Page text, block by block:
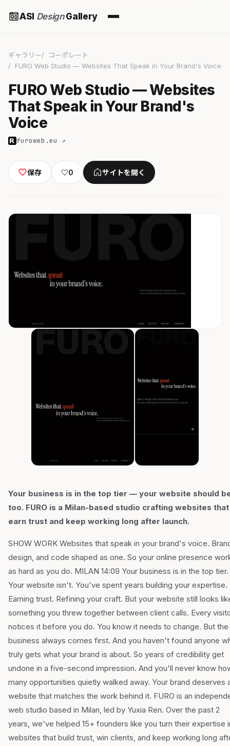
ASI DesignGallery
ギャラリー
コーポレート
FURO Web Studio — Websites That Speak in Your Brand's Voice
FURO Web Studio — Websites
That Speak in Your Brand's
Voice
furoweb.eu ↗
保存 ♡0 サイトを開く
Your business is in the top tier — your website should
too. FURO is a Milan-based studio crafting websites that
earn trust and keep working long after launch.
SHOW WORK Websites that speak in your brand's voice.
design, and code shaped as one. So your online presence
as hard as you do. MILAN 14:09 Your business is in the top tier.
Your website isn't. You've spent years building your expertise.
Earning trust. Refining your craft. But your website still looks
something you threw together between client calls. Every
notices it before you do. You know it needs to change. But the
business always comes first. And you haven't found anyone
truly gets what your brand is about. So years of credibility get
undone in a five-second impression. And you'll never know
many opportunities quietly walked away. Your brand deserves
website that matches the work behind it. FURO is an
web studio based in Milan, led by Yuxia Ren. Over the past 2
years, we've helped 15+ founders like you turn their expertise
websites that build trust, win clients, and keep working long